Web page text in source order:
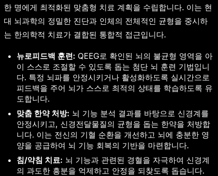
한 명에게 최적화된 맞춤형 치료 계획을 수립합니다. 이는 현
대 뇌과학의 정밀한 진단과 인체의 전체적인 균형을 중시하
는 한의학적 치료가 결합된 통합적 접근입니다.
뉴로피드백 훈련: QEEG로 확인된 뇌의 불균형 영역을 아
이 스스로 조절할 수 있도록 돕는 첨단 뇌 훈련 기법입니
다. 특정 뇌파를 안정시키거나 활성화하도록 실시간으로
피드백을 주어 뇌가 스스로 최적의 상태를 학습하도록 유
도합니다.
맞춤 한약 처방: 뇌 기능 분석 결과를 바탕으로 신경계를
안정시키고, 신경전달물질의 균형을 돕는 한약을 처방합
니다. 이는 전신의 기혈 순환을 개선하고 뇌에 충분한 영
양을 공급하여 뇌 기능 회복의 기반을 마련합니다.
침/약침 치료: 뇌 기능과 관련된 경혈을 자극하여 신경계
의 과도한 흥분을 억제하고 안정을 되찾도록 돕습니다.